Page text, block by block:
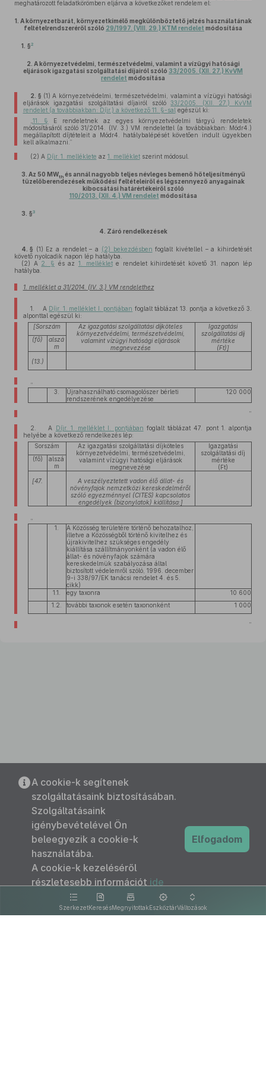
meghatározott feladatkörömben eljárva a következőket rendelem el:
1. A környezetbarát, környezetkímélő megkülönböztető jelzés használatának
feltételrendszeréről szóló 29/1997. (VIII. 29.) KTM rendelet módosítása
1. §2
2. A környezetvédelmi, természetvédelmi, valamint a vízügyi hatósági
eljárások igazgatási szolgáltatási díjairól szóló 33/2005. (XII. 27.) KvVM
rendelet módosítása
2. § (1) A környezetvédelmi, természetvédelmi, valamint a vízügyi hatósági
eljárások igazgatási szolgáltatási díjairól szóló33/2005. (XII. 27.) KvVM
rendelet (a továbbiakban: Díjr.) a következő 11. §-sal egészül ki:
11. §
E rendeletnek az egyes környezetvédelmi tárgyú rendeletek
módosításáról szóló 31/2014. (IV. 3.) VM rendelettel (a továbbiakban: Módr4.)
megállapított díjtételeit a Módr4. hatálybalépését követően indult ügyekben
kell alkalmazni.”
(2) A Díjr. 1. melléklete az 1. mellékletszerint módosul.
3. Az 50 MWth és annál nagyobb teljes névleges bemenő hőteljesítményű
tüzelőberendezések működési feltételeiről és légszennyező anyagainak
kibocsátási határértékeiről szóló
110/2013. (XII. 4.) VM rendelet módosítása
3. §3
4. Záró rendelkezések
4. § (1) Ez a rendelet – a (2) bekezdésben foglalt kivétellel – a kihirdetését
követő nyolcadik napon lép hatályba.
(2) A 2. § és az 1. melléklete rendelet kihirdetését követő 31. napon lép
hatályba.
1. melléklet a 31/2014. (IV. 3.) VM rendelethez
1. A Díjr. 1. melléklet I. pontjában foglalt táblázat 13. pontja a következő 3.
alponttal egészül ki:
[Sorszám
Az igazgatási szolgáltatási díjköteles
környezetvédelmi, természetvédelmi,
valamint vízügyi hatósági eljárások
megnevezése
Igazgatási
szolgáltatási díj
mértéke
(Ft)]
(fő)
alszá
m
(13.)
3.
Újrahasználható csomagolószer bérleti
rendszerének engedélyezése
120 000
”
2. A
Díjr. 1. melléklet I. pontjában foglalt táblázat 47. pont 1. alpontja
helyébe a következő rendelkezés lép:
Sorszám
Az igazgatási szolgáltatási díjköteles
környezetvédelmi, természetvédelmi,
valamint vízügyi hatósági eljárások
megnevezése
Igazgatási
szolgáltatási díj
mértéke
(Ft)
(fő)
alszá
m
[47.
A veszélyeztetett vadon élő állat- és
növényfajok nemzetközi kereskedelméről
szóló egyezménnyel (CITES) kapcsolatos
engedélyek (bizonylatok) kiállítása:]
1.
A Közösség területére történő behozatalhoz,
illetve a Közösségből történő kivitelhez és
újrakivitelhez szükséges engedély
kiállítása szállítmányonként (a vadon élő
állat- és növényfajok számára
kereskedelmük szabályozása által
biztosított védelemről szóló, 1996. december
9-i 338/97/EK tanácsi rendelet 4. és 5.
cikk)
1.1.
egy taxonra
10 600
1.2.
további taxonok esetén taxononként 1 000
”
SzerkezetKeresésMegnyitottakEszköztárVáltozások
A cookie-k segítenek
szolgáltatásaink biztosításában.
Szolgáltatásaink
igénybevételével Ön
beleegyezik a cookie-k
használatába.
A cookie-k kezeléséről
részletesebb információt ide
kattintva olvashat.
Elfogadom